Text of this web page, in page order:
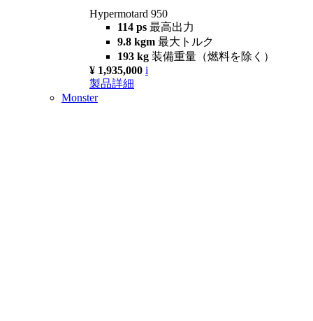
Hypermotard 950
114 ps 最高出力
9.8 kgm 最大トルク
193 kg 装備重量（燃料を除く）
¥ 1,935,000 i
製品詳細
Monster